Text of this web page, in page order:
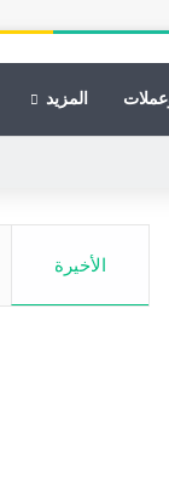
المزيد
الأخيرة